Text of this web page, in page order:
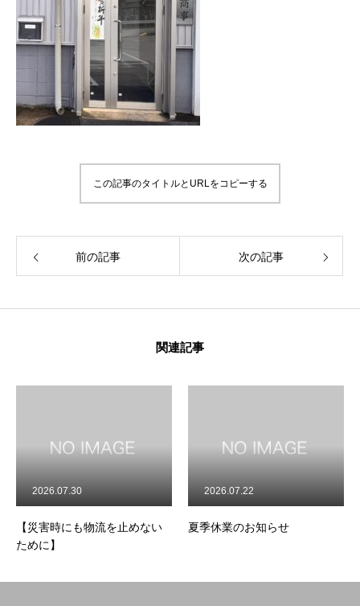
HOME
この記事のタイトルとURLをコピーする
前の記事 次の記事
関連記事
【災害時にも物流を止めない
ために】
2026.07.30
夏季休業のお知らせ
2026.07.22